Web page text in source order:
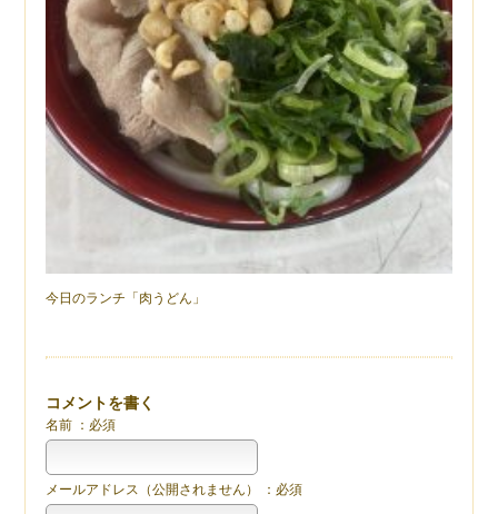
今日のランチ「肉うどん」
コメントを書く
名前 ：必須
メールアドレス（公開されません） ：必須